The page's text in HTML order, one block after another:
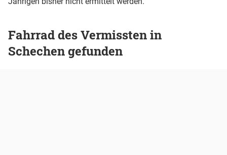
Fahrrad des Vermissten in
Schechen gefunden